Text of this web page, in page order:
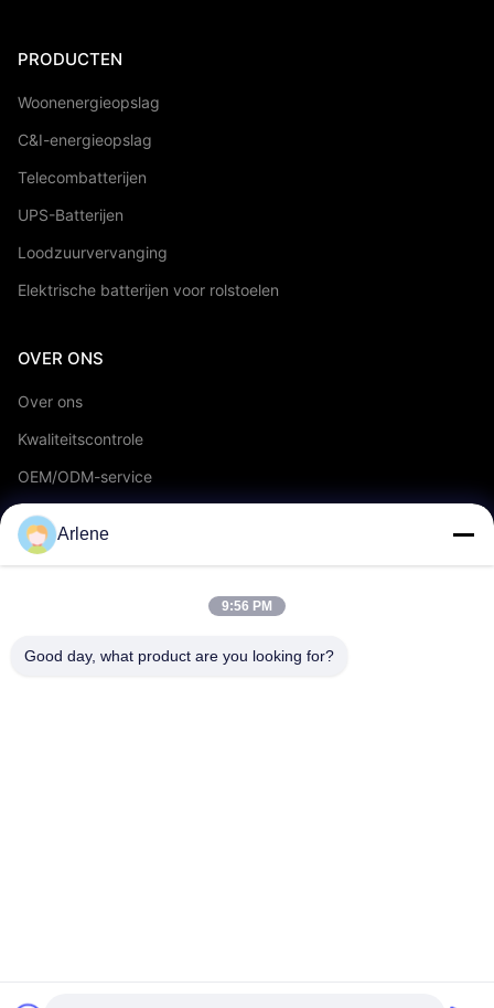
PRODUCTEN
Woonenergieopslag
C&I-energieopslag
Telecombatterijen
UPS-Batterijen
Loodzuurvervanging
Elektrische batterijen voor rolstoelen
OVER ONS
Over ons
Kwaliteitscontrole
OEM/ODM-service
Evenementen en nieuws
Veelgestelde vragen
Arlene
9:56 PM
Good day, what product are you looking for?